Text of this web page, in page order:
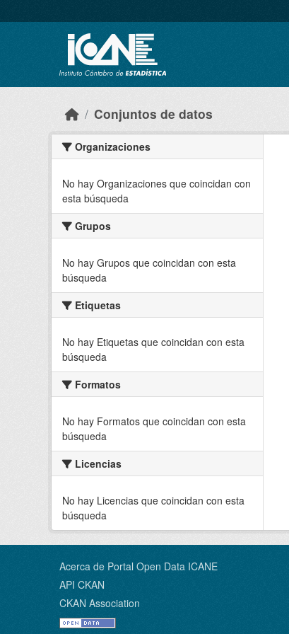
Conjuntos de datos
Organizaciones
No hay Organizaciones que coincidan con
esta búsqueda
Grupos
No hay Grupos que coincidan con esta
búsqueda
Etiquetas
No hay Etiquetas que coincidan con esta
búsqueda
Formatos
No hay Formatos que coincidan con esta
búsqueda
Licencias
No hay Licencias que coincidan con esta
búsqueda
Acerca de Portal Open Data ICANE
API CKAN
CKAN Association